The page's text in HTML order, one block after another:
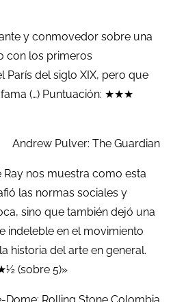
y conmovedor sobre una
con los primeros
París del siglo XIX, pero que
(…) Puntuación: ★★★
Andrew Pulver: The Guardian
nos muestra como esta
las normas sociales y
sino que también dejó una
indeleble en el movimiento
historia del arte en general.
(sobre 5)»